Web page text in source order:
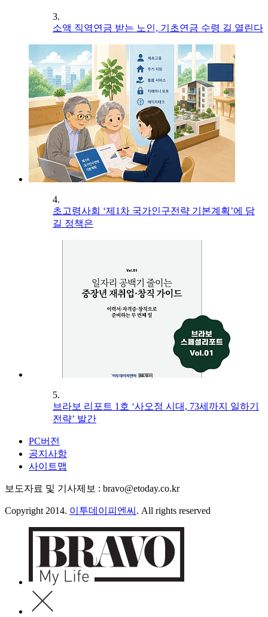
3.
소액 직역연금 받는 노인, 기초연금 수령 길 열린다
4.
초고령사회 ‘제1차 국가인구전략 기본계획’에 담
길 정책은
5.
브라보 리포트 1호 ‘사오정 시대, 73세까지 일하기
전략’ 발간
PC버전
공지사항
사이트맵
보도자료 및 기사제보 : bravo@etoday.co.kr
Copyright 2014. 이투데이피엔씨 . All rights reserved